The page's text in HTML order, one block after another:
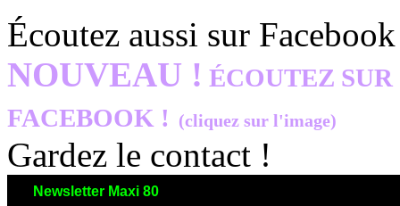
Écoutez aussi sur
NOUVEAU ! ÉCOUTEZ SUR
FACEBOOK !
(cliquez sur l'image)
Gardez le contact !
Newsletter Maxi 80